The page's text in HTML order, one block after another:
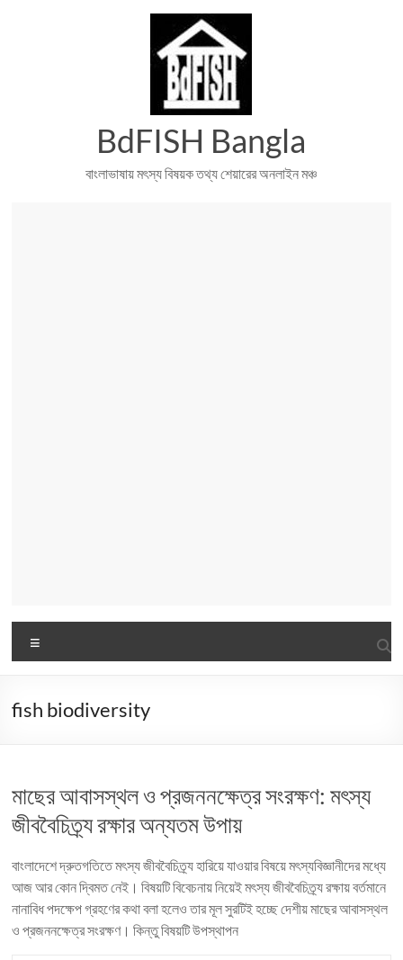
BdFISH Bangla
বাংলাভাষায় মৎস্য বিষয়ক তথ্য শেয়ারের অনলাইন মঞ্চ
fish biodiversity
মাছের আবাসস্থল ও প্রজননক্ষেত্র সংরক্ষণ: মৎস্য
জীববৈচিত্র্য রক্ষার অন্যতম উপায়
বাংলাদেশে দ্রুতগতিতে মৎস্য জীববৈচিত্র্য হারিয়ে যাওয়ার বিষয়ে মৎস্যবিজ্ঞানীদের মধ্যে
আজ আর কোন দ্বিমত নেই। বিষয়টি বিবেচনায় নিয়েই মৎস্য জীববৈচিত্র্য রক্ষায় বর্তমানে
নানাবিধ পদক্ষেপ গ্রহণের কথা বলা হলেও তার মূল সুরটিই হচ্ছে দেশীয় মাছের আবাসস্থল
ও প্রজননক্ষেত্র সংরক্ষণ। কিন্তু বিষয়টি উপস্থাপন